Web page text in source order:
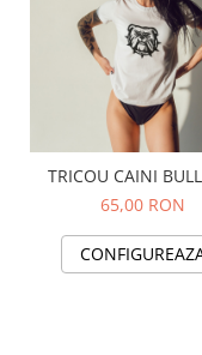
TRICOU CAINI
65,00 RON